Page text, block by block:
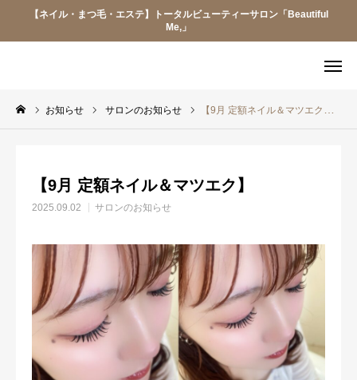
【ネイル・まつ毛・エステ】トータルビューティーサロン「Beautiful
Me,」
お知らせ サロンのお知らせ 【9月 定額ネイル＆マツエク】
【9月 定額ネイル＆マツエク】
2025.09.02 サロンのお知らせ
LINE予約 LINE会員証
Q&A
お知らせ
メニュー
スタッフ紹介